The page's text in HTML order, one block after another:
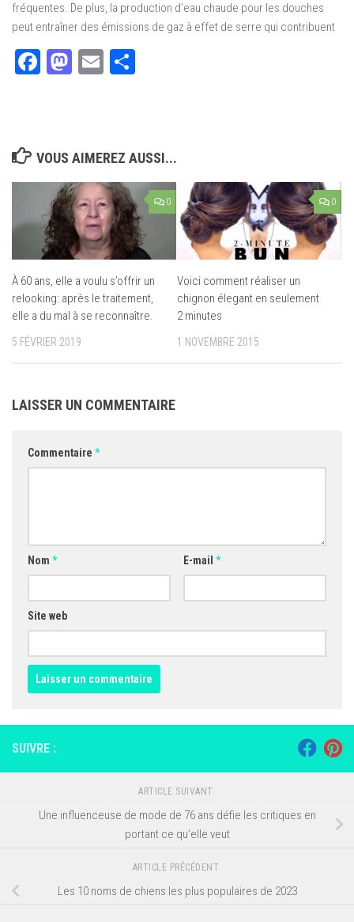
fréquentes. De plus, la production d’eau chaude pour les douches
peut entraîner des émissions de gaz à effet de serre qui contribuent
Facebook
Mastodon
Email
VOUS AIMEREZ AUSSI...
0
À 60 ans, elle a voulu s’offrir un
relooking: après le traitement,
elle a du mal à se reconnaître.
5 FÉVRIER 2019
0
Voici comment réaliser un
chignon élegant en seulement
2 minutes
1 NOVEMBRE 2015
LAISSER UN COMMENTAIRE
Commentaire *
Nom * E-mail *
Site web
SUIVRE :
ARTICLE SUIVANT
Une influenceuse de mode de 76 ans défie les critiques en
portant ce qu’elle veut
ARTICLE PRÉCÉDENT
Les 10 noms de chiens les plus populaires de 2023